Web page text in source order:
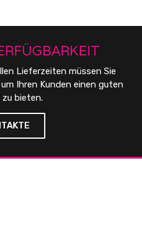
Lieferzeiten müssen Sie
Ihren Kunden einen guten
zu bieten.